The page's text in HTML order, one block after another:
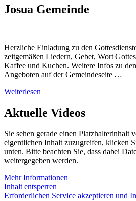
Josua Gemeinde
Herzliche Einladung zu den
zeitgemäßen Liedern, Gebet, Wort
Kaffee und Kuchen. Weitere Infos zu
Angeboten auf der Gemeindeseite …
Weiterlesen
Aktuelle Videos
Sie sehen gerade einen Platzhalterinhalt
eigentlichen Inhalt zuzugreifen, klicken
unten. Bitte beachten Sie, dass dabei
weitergegeben werden.
Mehr Informationen
Inhalt entsperren
Erforderlichen Service akzeptieren und